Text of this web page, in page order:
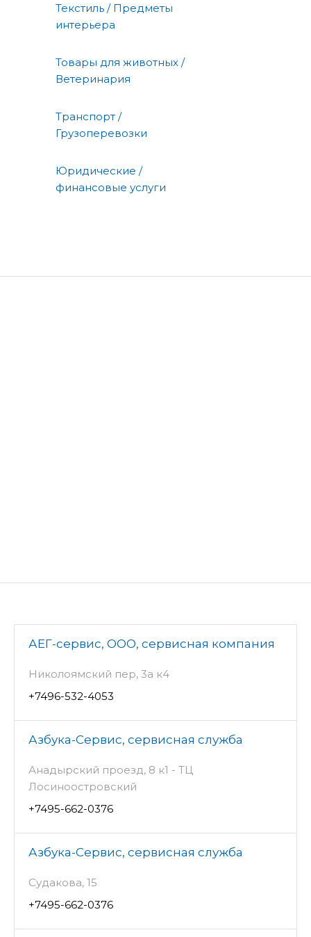
Текстиль / Предметы
интерьера
Товары для животных /
Ветеринария
Транспорт /
Грузоперевозки
Юридические /
финансовые услуги
АЕГ-сервис, ООО, сервисная компания
Николоямский пер, 3а к4
+7496-532-4053
Азбука-Сервис, сервисная служба
Анадырский проезд, 8 к1 - ТЦ
Лосиноостровский
+7495-662-0376
Азбука-Сервис, сервисная служба
Судакова, 15
+7495-662-0376